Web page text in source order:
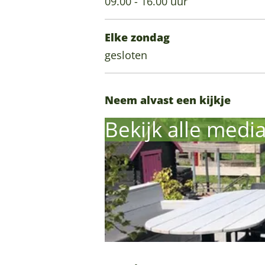
Elke zondag
gesloten
Neem alvast een kijkje
Bekijk alle